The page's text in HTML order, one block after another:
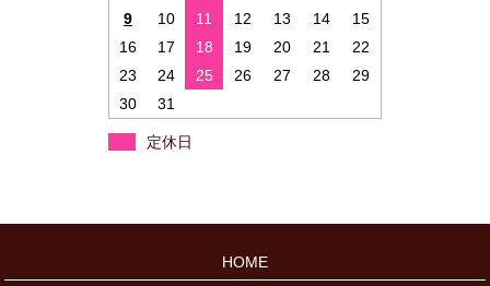
9
10 11 12 13 14
15
16
17 18 19 20 21
22
23
24 25 26 27 28
29
30
31
定休日
HOME